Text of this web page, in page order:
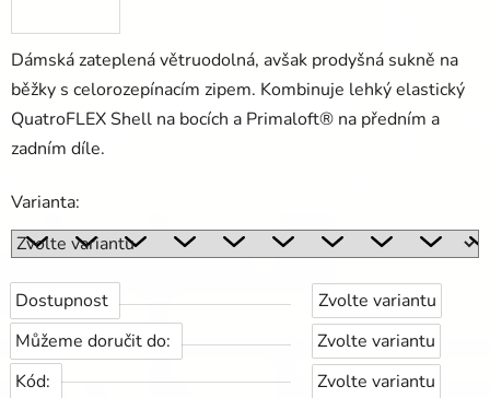
Dámská zateplená větruodolná, avšak prodyšná sukně na
běžky s celorozepínacím zipem. Kombinuje lehký elastický
QuatroFLEX Shell na bocích a Primaloft® na předním a
zadním díle.
Varianta:
Dostupnost
Zvolte variantu
Můžeme doručit do:
Zvolte variantu
Kód:
Zvolte variantu